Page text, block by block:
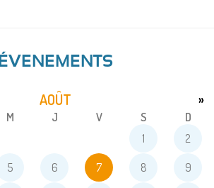
ÉVENEMENTS
AOÛT »
M J V S
D
1
2
5 6 7 8 9